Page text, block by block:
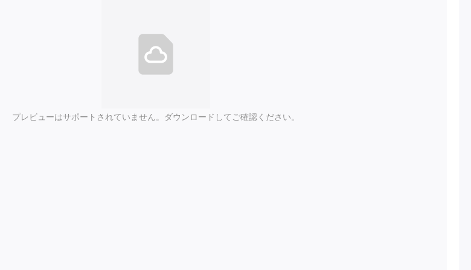
プレビューはサポートされていません。ダウンロードしてご確認ください。